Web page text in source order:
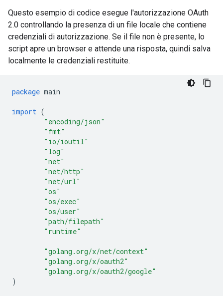
Questo esempio di codice esegue l'autorizzazione OAuth
2.0 controllando la presenza di un file locale che contiene
credenziali di autorizzazione. Se il file non è presente, lo
script apre un browser e attende una risposta, quindi salva
localmente le credenziali restituite.
package main
import (
"encoding/json"
"fmt"
"io/ioutil"
"log"
"net"
"net/http"
"net/url"
"os"
"os/exec"
"os/user"
"path/filepath"
"runtime"
"golang.org/x/net/context"
"golang.org/x/oauth2"
"golang.org/x/oauth2/google"
)